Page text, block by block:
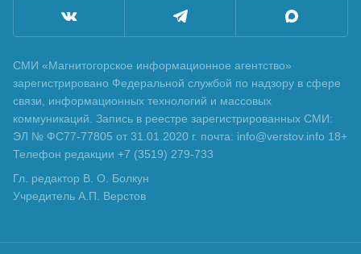
СМИ «Магнитогорское информационное агентство»
зарегистрировано Федеральной службой по надзору в сфере
связи, информационных технологий и массовых
коммуникаций. Запись в реестре зарегистрированных СМИ:
ЭЛ № ФС77-77805 от 31.01.2020 г. почта: info@verstov.info 18+
Телефон редакции +7 (3519) 279-733
Гл. редактор В. О. Болкун
Учредитель А.П. Верстов